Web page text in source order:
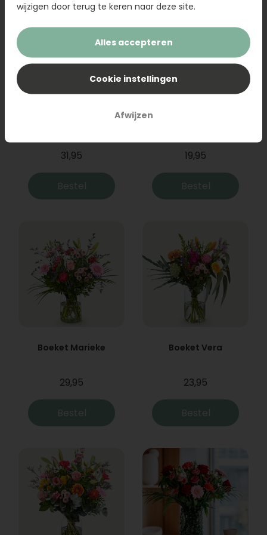
31,95
Bestel
19,95
Bestel
Boeket Marieke
29,95
Bestel
Boeket Vera
23,95
Bestel
wijzigen door terug te keren naar deze site.
Alles accepteren
Cookie instellingen
Afwijzen